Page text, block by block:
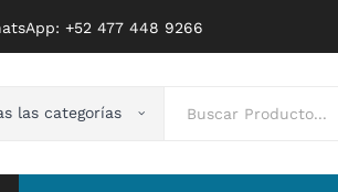
‪+52 477 448 9266
las categorías